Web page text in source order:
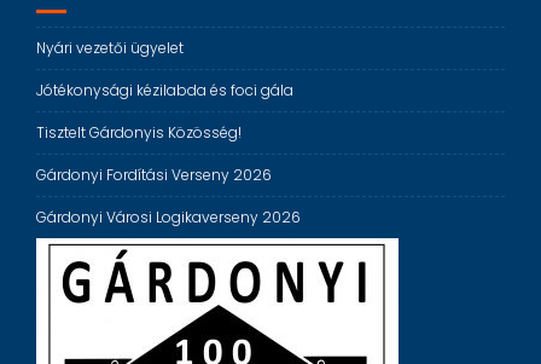
Nyári vezetői ügyelet
Jótékonysági kézilabda és foci gála
Tisztelt Gárdonyis Közösség!
Gárdonyi Fordítási Verseny 2026
Gárdonyi Városi Logikaverseny 2026